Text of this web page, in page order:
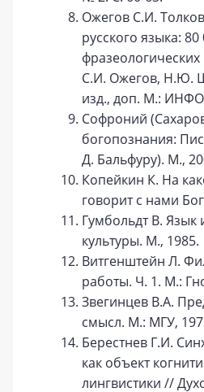
Ожегов С.И.
русского языка:
С.И. Ожегов, Н.Ю.
изд., доп. М.:
Софроний
богопознания:
Д. Бальфуру). М.,
Копейкин К. На
говорит с нами
Гумбольдт В. Язык
культуры. М., 1985.
Витгенштейн Л.
работы. Ч. 1. М.:
Звегинцев В.А.
смысл. М.: МГУ,
Берестнев Г.И.
как объект
лингвистики //